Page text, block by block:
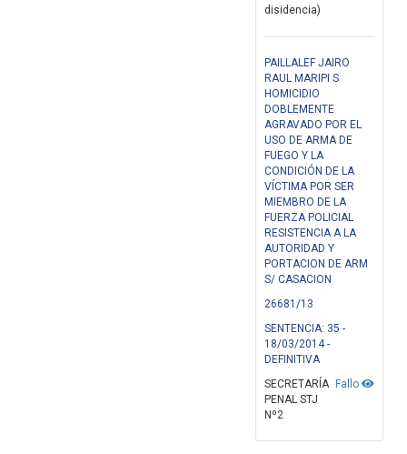
disidencia)
PAILLALEF JAIRO
RAUL MARIPI S
HOMICIDIO
DOBLEMENTE
AGRAVADO POR EL
USO DE ARMA DE
FUEGO Y LA
CONDICIÓN DE LA
VÍCTIMA POR SER
MIEMBRO DE LA
FUERZA POLICIAL
RESISTENCIA A LA
AUTORIDAD Y
PORTACION DE ARM
S/ CASACION
26681/13
SENTENCIA: 35 -
18/03/2014 -
DEFINITIVA
Fallo
SECRETARÍA
PENAL STJ
Nº2